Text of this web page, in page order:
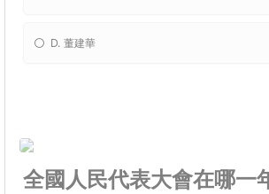
D. 董建華
全國人民代表大會在哪一